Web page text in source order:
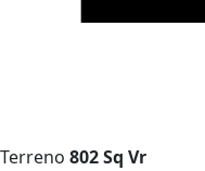
Terreno 802 Sq Vr